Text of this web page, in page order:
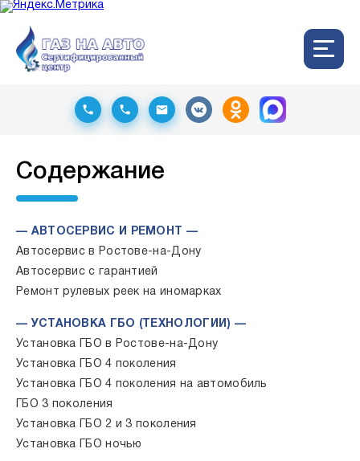
Содержание
— АВТОСЕРВИС И РЕМОНТ —
Автосервис в Ростове-на-Дону
Автосервис с гарантией
Ремонт рулевых реек на иномарках
— УСТАНОВКА ГБО (ТЕХНОЛОГИИ) —
Установка ГБО в Ростове-на-Дону
Установка ГБО 4 поколения
Установка ГБО 4 поколения на автомобиль
ГБО 3 поколения
Установка ГБО 2 и 3 поколения
Установка ГБО ночью